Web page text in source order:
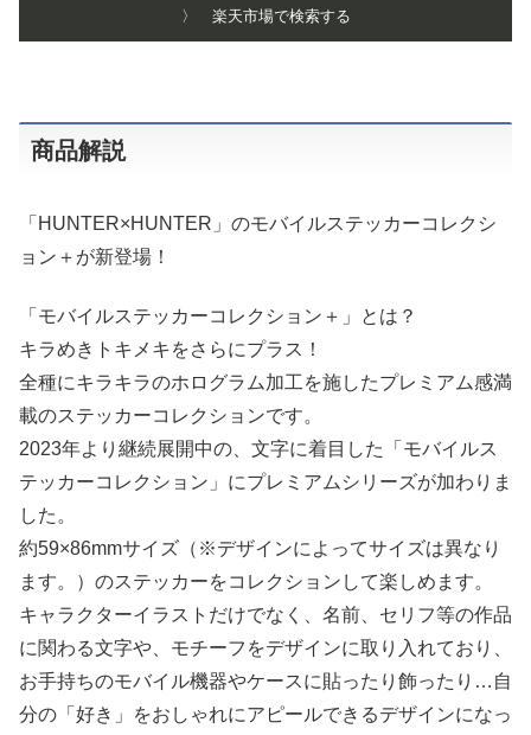
〉 楽天市場で検索する
商品解説
「HUNTER×HUNTER」のモバイルステッカーコレクシ
ョン＋が新登場！
「モバイルステッカーコレクション＋」とは？
キラめきトキメキをさらにプラス！
全種にキラキラのホログラム加工を施したプレミアム感満
載のステッカーコレクションです。
2023年より継続展開中の、文字に着目した「モバイルス
テッカーコレクション」にプレミアムシリーズが加わりま
した。
約59×86mmサイズ（※デザインによってサイズは異なり
ます。）のステッカーをコレクションして楽しめます。
キャラクターイラストだけでなく、名前、セリフ等の作品
に関わる文字や、モチーフをデザインに取り入れており、
お手持ちのモバイル機器やケースに貼ったり飾ったり…自
分の「好き」をおしゃれにアピールできるデザインになっ